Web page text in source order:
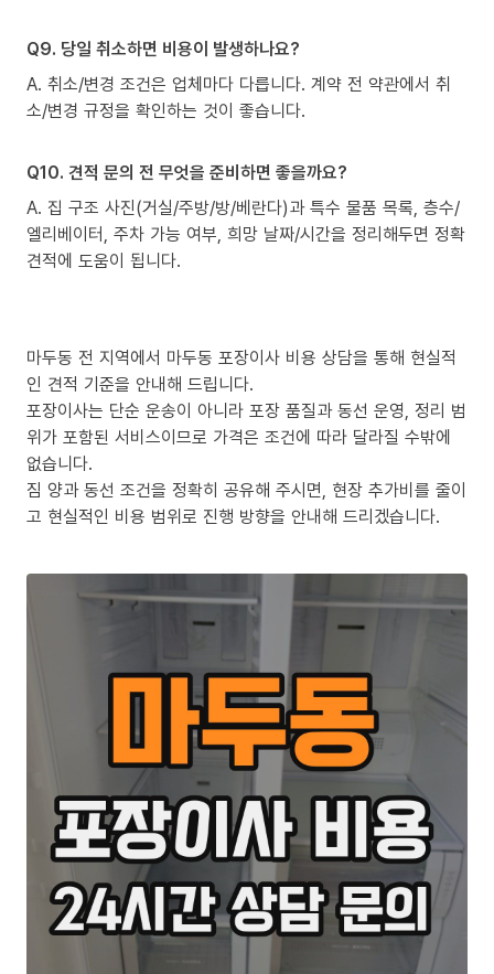
Q9. 당일 취소하면 비용이 발생하나요?
A. 취소/변경 조건은 업체마다 다릅니다. 계약 전 약관에서 취
소/변경 규정을 확인하는 것이 좋습니다.
Q10. 견적 문의 전 무엇을 준비하면 좋을까요?
A. 집 구조 사진(거실/주방/방/베란다)과 특수 물품 목록, 층수/
엘리베이터, 주차 가능 여부, 희망 날짜/시간을 정리해두면 정확
견적에 도움이 됩니다.
마두동 전 지역에서 마두동 포장이사 비용 상담을 통해 현실적
인 견적 기준을 안내해 드립니다.
포장이사는 단순 운송이 아니라 포장 품질과 동선 운영, 정리 범
위가 포함된 서비스이므로 가격은 조건에 따라 달라질 수밖에
없습니다.
짐 양과 동선 조건을 정확히 공유해 주시면, 현장 추가비를 줄이
고 현실적인 비용 범위로 진행 방향을 안내해 드리겠습니다.